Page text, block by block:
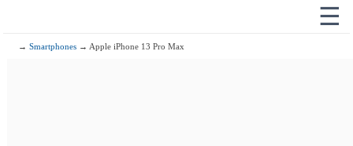
☰
→Smartphones → Apple iPhone 13 Pro Max